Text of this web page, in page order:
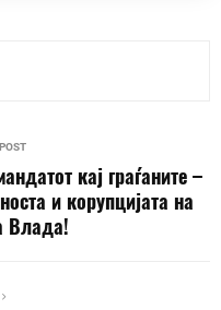
кај граѓаните –
и корупцијата на
Влада!